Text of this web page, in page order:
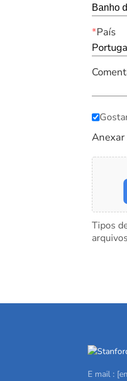
*País
Anexar
Tipos
E mail :